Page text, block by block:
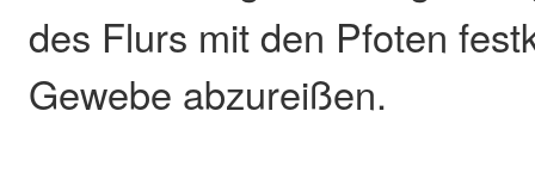
des Flurs mit den Pfoten
Gewebe abzureißen.